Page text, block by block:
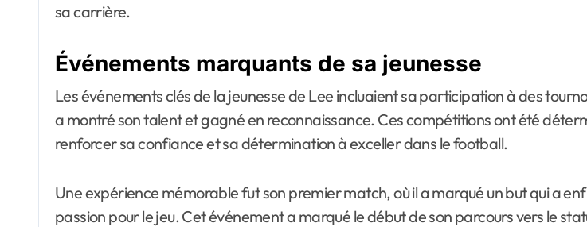
sa carrière.
Événements marquants de sa jeunesse
Les événements clés de la jeunesse de Lee incluaient sa participation à des
a montré son talent et gagné en reconnaissance. Ces compétitions ont été
renforcer sa confiance et sa détermination à exceller dans le football.
Une expérience mémorable fut son premier match, où il a marqué un but qui a
passion pour le jeu. Cet événement a marqué le début de son parcours vers le